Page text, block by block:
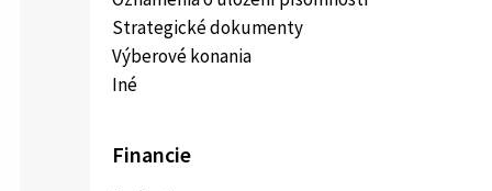
Strategické dokumenty
Výberové konania
Iné
Financie